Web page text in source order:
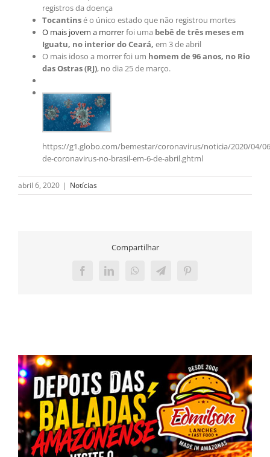
registros da doença
Tocantinsé o único estado que não registrou mortes
O mais jovem a morrerfoi uma bebê de três meses em
Iguatu, no interior do Ceará, em 3 de abril
O mais idoso a morrer foi um homem de 96 anos, no Rio
das Ostras (RJ), no dia 25 de março.
https://g1.globo.com/bemestar/coronavirus/noticia/2020/04/
de-coronavirus-no-brasil-em-6-de-abril.ghtml
abril 6, 2020 | Notícias
Compartilhar
FacebookLinkedInWhatsAppTelegramPinterest